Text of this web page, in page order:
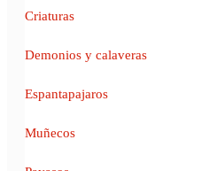
Criaturas
Demonios y calaveras
Espantapajaros
Muñecos